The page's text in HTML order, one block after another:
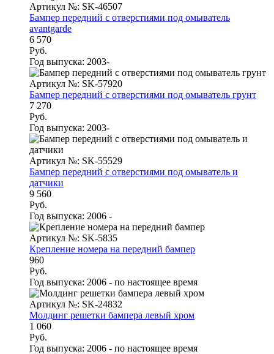
Артикул №: SK-46507
Бампер передний с отверстиями под омыватель
avantgarde
6 570
Руб.
Год выпуска: 2003-
Артикул №: SK-57920
Бампер передний с отверстиями под омыватель грунт
7 270
Руб.
Год выпуска: 2003-
Артикул №: SK-55529
Бампер передний с отверстиями под омыватель и
датчики
9 560
Руб.
Год выпуска: 2006 -
Артикул №: SK-5835
Крепление номера на передний бампер
960
Руб.
Год выпуска: 2006 - по настоящее время
Артикул №: SK-24832
Молдинг решетки бампера левый хром
1 060
Руб.
Год выпуска: 2006 - по настоящее время